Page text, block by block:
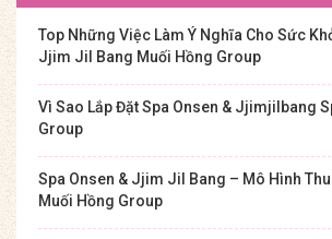
Top Những Việc Làm Ý Nghĩa Cho Sức
Jjim Jil Bang Muối Hồng Group
Vì Sao Lắp Đặt Spa Onsen & Jjimjilbang
Group
Spa Onsen & Jjim Jil Bang – Mô Hình
Muối Hồng Group